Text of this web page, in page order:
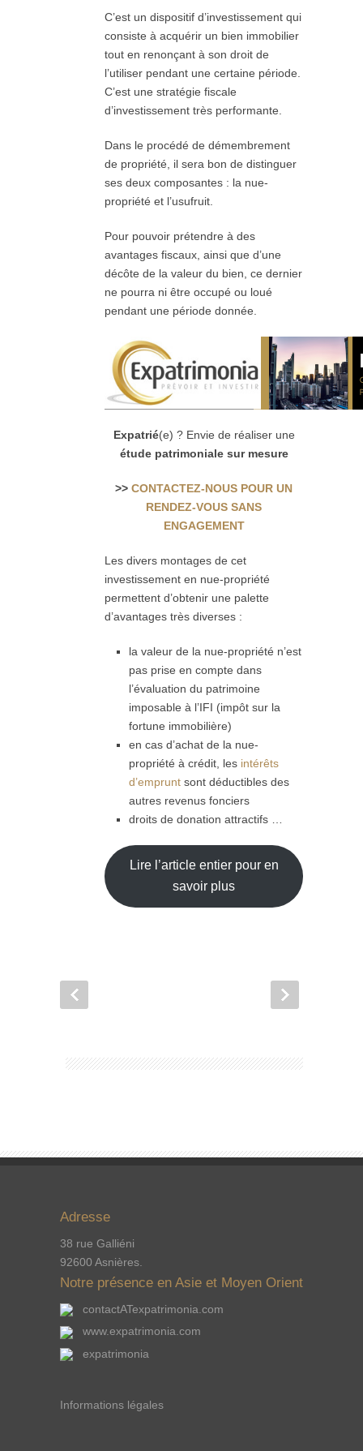
C’est un dispositif d’investissement qui
consiste à acquérir un bien immobilier
tout en renonçant à son droit de
l’utiliser pendant une certaine période.
C’est une stratégie fiscale
d’investissement très performante.
Dans le procédé de démembrement
de propriété, il sera bon de distinguer
ses deux composantes : la nue-
propriété et l’usufruit.
Pour pouvoir prétendre à des
avantages fiscaux, ainsi que d’une
décôte de la valeur du bien, ce dernier
ne pourra ni être occupé ou loué
pendant une période donnée.
Expatrié(e) ? Envie de réaliser une
étude patrimoniale sur mesure
>> CONTACTEZ-NOUS POUR UN
RENDEZ-VOUS SANS
ENGAGEMENT
Les divers montages de cet
investissement en nue-propriété
permettent d’obtenir une palette
d’avantages très diverses :
la valeur de la nue-propriété n’est
pas prise en compte dans
l’évaluation du patrimoine
imposable à l’IFI (impôt sur la
fortune immobilière)
en cas d’achat de la nue-
propriété à crédit, les intérêts
d’emprunt sont déductibles des
autres revenus fonciers
droits de donation attractifs …
Lire l’article entier pour en
savoir plus
Adresse
38 rue Galliéni
92600 Asnières.
Notre présence en Asie et Moyen Orient
contactATexpatrimonia.com
www.expatrimonia.com
expatrimonia
Informations légales